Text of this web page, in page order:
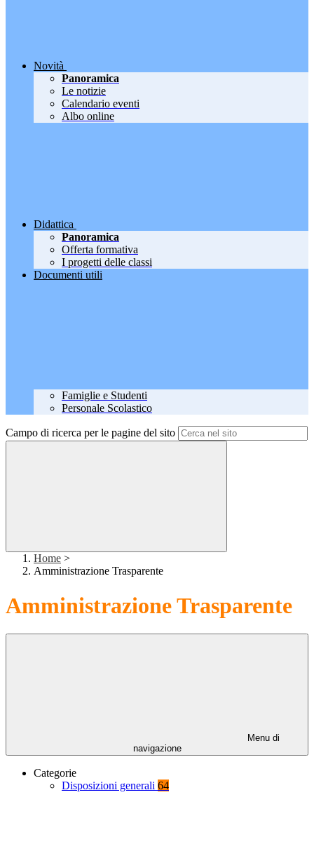
Novità
Panoramica
Le notizie
Calendario eventi
Albo online
Didattica
Panoramica
Offerta formativa
I progetti delle classi
Documenti utili
Famiglie e Studenti
Personale Scolastico
Campo di ricerca per le pagine del sito
Home >
Amministrazione Trasparente
Amministrazione Trasparente
Menu di
navigazione
Categorie
Disposizioni generali 64